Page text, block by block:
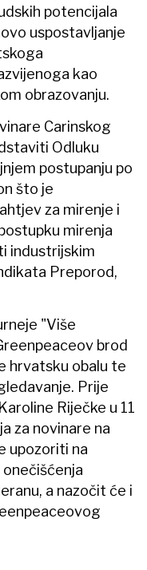
potencijala
uspostavljanje
kao
obrazovanju.
Carinskog
Odluku
postupanju po
što je
za mirenje i
mirenja
industrijskim
Preporod,
"Više
brod
hrvatsku obalu te
Prije
Riječke u 11
za novinare na
upozoriti na
a nazočit će i